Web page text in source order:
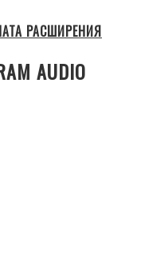
РАСШИРЕНИЯ
AUDIO